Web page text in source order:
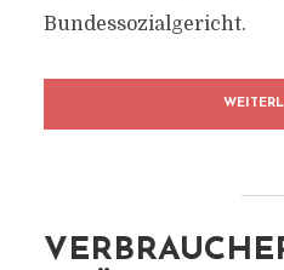
Bundessozialgericht.